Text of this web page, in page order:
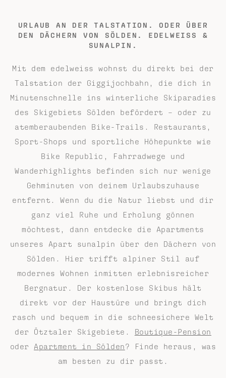
URLAUB AN DER TALSTATION. ODER ÜBER
DEN DÄCHERN VON SÖLDEN. EDELWEISS &
SUNALPIN.
Mit dem edelweiss wohnst du direkt bei der
Talstation der Giggijochbahn, die dich in
Minutenschnelle ins winterliche Skiparadies
des Skigebiets Sölden befördert – oder zu
atemberaubenden Bike-Trails. Restaurants,
Sport-Shops und sportliche Höhepunkte wie
Bike Republic, Fahrradwege und
Wanderhighlights befinden sich nur wenige
Gehminuten von deinem Urlaubszuhause
entfernt. Wenn du die Natur liebst und dir
ganz viel Ruhe und Erholung gönnen
möchtest, dann entdecke die Apartments
unseres Apart sunalpin über den Dächern von
Sölden. Hier trifft alpiner Stil auf
modernes Wohnen inmitten erlebnisreicher
Bergnatur. Der kostenlose Skibus hält
direkt vor der Haustüre und bringt dich
rasch und bequem in die schneesichere Welt
der Ötztaler Skigebiete.
Boutique-Pension
oder Apartment in Sölden? Finde heraus, was
am besten zu dir passt.